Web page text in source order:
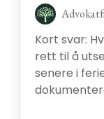
Kort svar:
rett til å
senere i